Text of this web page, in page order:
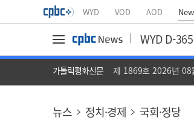
WYD VOD AOD
WYD D-365
가톨릭평화신문 제 1869호 2026년 08
뉴스 정치·경제 국회·정당